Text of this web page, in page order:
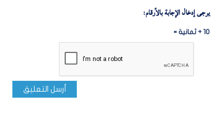
يرجى إدخال الإجابة بالأرقام:
10 + ثمانية =
أرسل التعليق